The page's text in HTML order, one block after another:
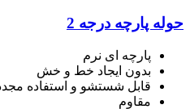
حوله پارچه درجه 2
پارچه ای نرم
بدون ایجاد خط و خش
قابل شستشو و استفاده
مقاوم